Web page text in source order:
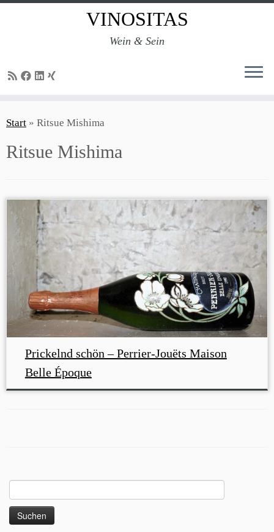
Inhalt
VINOSITAS
Wein & Sein
Start » Ritsue Mishima
Ritsue Mishima
Prickelnd schön – Perrier-Jouëts Maison
Belle Époque
nach: